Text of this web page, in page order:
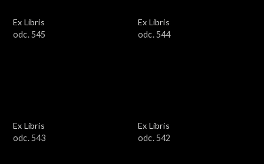
Ex Libris
odc. 545
Ex Libris
odc. 544
Ex Libris
odc. 543
Ex Libris
odc. 542